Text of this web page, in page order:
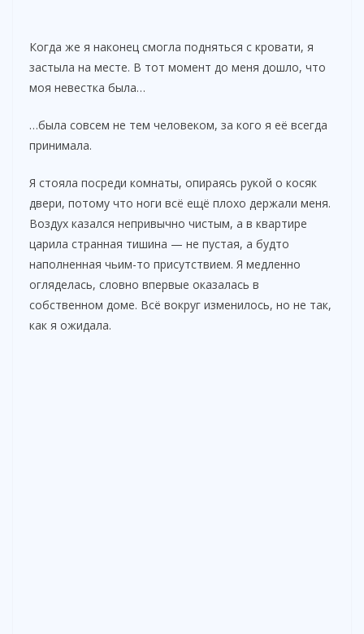
Когда же я наконец смогла подняться с кровати, я
застыла на месте. В тот момент до меня дошло, что
моя невестка была…
…была совсем не тем человеком, за кого я её всегда
принимала.
Я стояла посреди комнаты, опираясь рукой о косяк
двери, потому что ноги всё ещё плохо держали меня.
Воздух казался непривычно чистым, а в квартире
царила странная тишина — не пустая, а будто
наполненная чьим-то присутствием. Я медленно
огляделась, словно впервые оказалась в
собственном доме. Всё вокруг изменилось, но не так,
как я ожидала.